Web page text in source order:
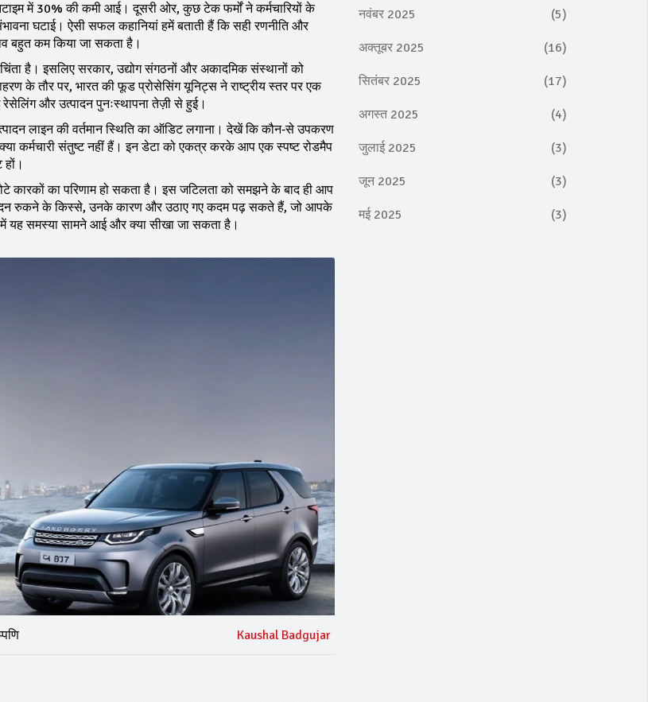
में 30% की कमी आई। दूसरी ओर, कुछ टेक फर्मों ने कर्मचारियों के
घटाई। ऐसी सफल कहानियां हमें बताती हैं कि सही रणनीति और
बहुत कम किया जा सकता है।
है। इसलिए सरकार, उद्योग संगठनों और अकादमिक संस्थानों को
के तौर पर, भारत की फूड प्रोसेसिंग यूनिट्स ने राष्ट्रीय स्तर पर एक
और उत्पादन पुनःस्थापना तेज़ी से हुई।
लाइन की वर्तमान स्थिति का ऑडिट लगाना। देखें कि कौन‑से उपकरण
कर्मचारी संतुष्ट नहीं हैं। इन डेटा को एकत्र करके आप एक स्पष्ट रोडमैप
कारकों का परिणाम हो सकता है। इस जटिलता को समझने के बाद ही आप
रुकने के किस्से, उनके कारण और उठाए गए कदम पढ़ सकते हैं, जो आपके
यह समस्या सामने आई और क्या सीखा जा सकता है।
Kaushal Badgujar
नवंबर 2025 (5)
अक्तूबर 2025 (16)
सितंबर 2025 (17)
अगस्त 2025 (4)
जुलाई 2025 (3)
जून 2025 (3)
मई 2025 (3)